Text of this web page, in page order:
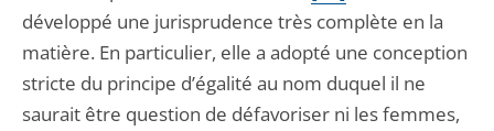
développé une jurisprudence très complète en la
matière. En particulier, elle a adopté une conception
stricte du principe d’égalité au nom duquel il ne
saurait être question de défavoriser ni les femmes,